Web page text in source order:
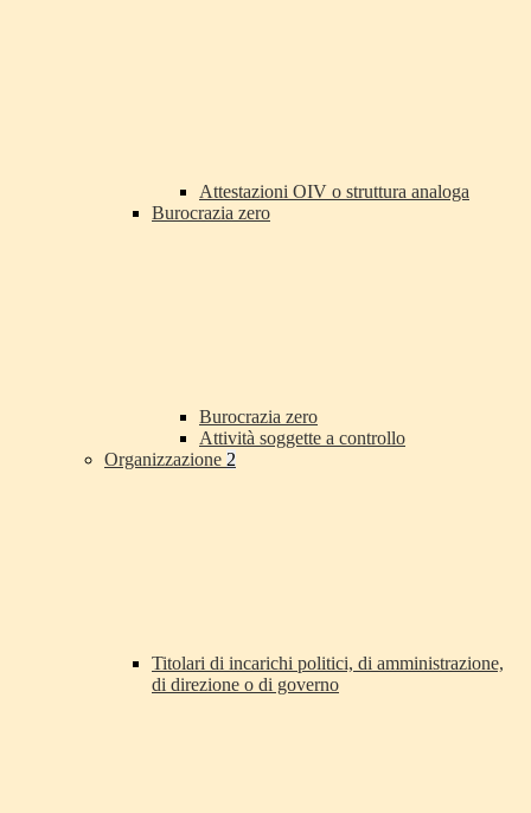
Attestazioni OIV o struttura analoga
Burocrazia zero
Burocrazia zero
Attività soggette a controllo
Organizzazione 2
Titolari di incarichi politici, di amministrazione,
di direzione o di governo